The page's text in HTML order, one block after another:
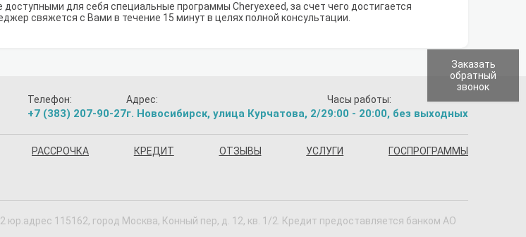
для себя специальные программы Cheryexeed, за счет чего достигается
свяжется с Вами в течение 15 минут в целях полной консультации.
Телефон:
+7 (383) 207-90-27
Адрес:
г. Новосибирск, улица Курчатова, 2/2
Часы работы:
9:00 - 20:00, без выходных
РАССРОЧКА КРЕДИТ ОТЗЫВЫ УСЛУГИ ГОСПРОГРАММЫ
115162, город Москва, Конный пер, д. 12, кв. 1/2. Кредит предоставляется банком АО
Заказать
обратный
звонок